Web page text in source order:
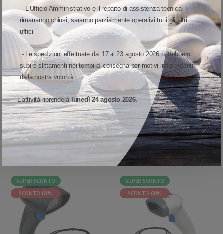
- L’Ufficio Amministrativo e il reparto di assistenza tecnica
rimarranno chiusi, saranno parzialmente operativi tutti gli altri
uffici
- Le spedizioni effettuate dal 17 al 23 agosto 2026 potrebbero
subire slittamenti nei tempi di consegna per motivi indipendenti
dalla nostra volontà.
L’attività riprenderàlunedì 24 agosto 2026.
RICARICA DELLA BATTERIA
La porta microUSB presente nel manico dello scanner QBT2131, offre
un ulteriore modalità di ricarica delle batterie oltre a permettere al
prodotto di essere utilizzato senza la
culla e di fare il download di configurazione direttamente dall’host.
VISUALIZZA MODELLO ED OPZIONI
DATALOGIC QUICKSCAN I QBT2100 ALTRE VARIANTI
SUPER SCONTO
SCONTO 61%
SUPER SCONTO
SCONTO 60%